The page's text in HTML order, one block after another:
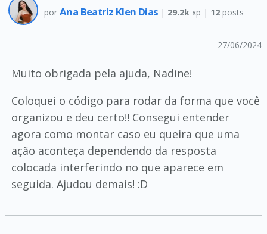
por Ana Beatriz Klen Dias | 29.2k xp | 12posts
27/06/2024
Muito obrigada pela ajuda, Nadine!
Coloquei o código para rodar da forma que você
organizou e deu certo!! Consegui entender
agora como montar caso eu queira que uma
ação aconteça dependendo da resposta
colocada interferindo no que aparece em
seguida. Ajudou demais! :D